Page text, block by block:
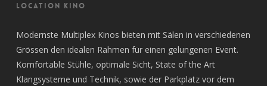
LOCATION KINO
Modernste Multiplex Kinos bieten mit Sälen in verschiedenen
Grössen den idealen Rahmen für einen gelungenen Event.
Komfortable Stühle, optimale Sicht, State of the Art
Klangsysteme und Technik, sowie der Parkplatz vor dem